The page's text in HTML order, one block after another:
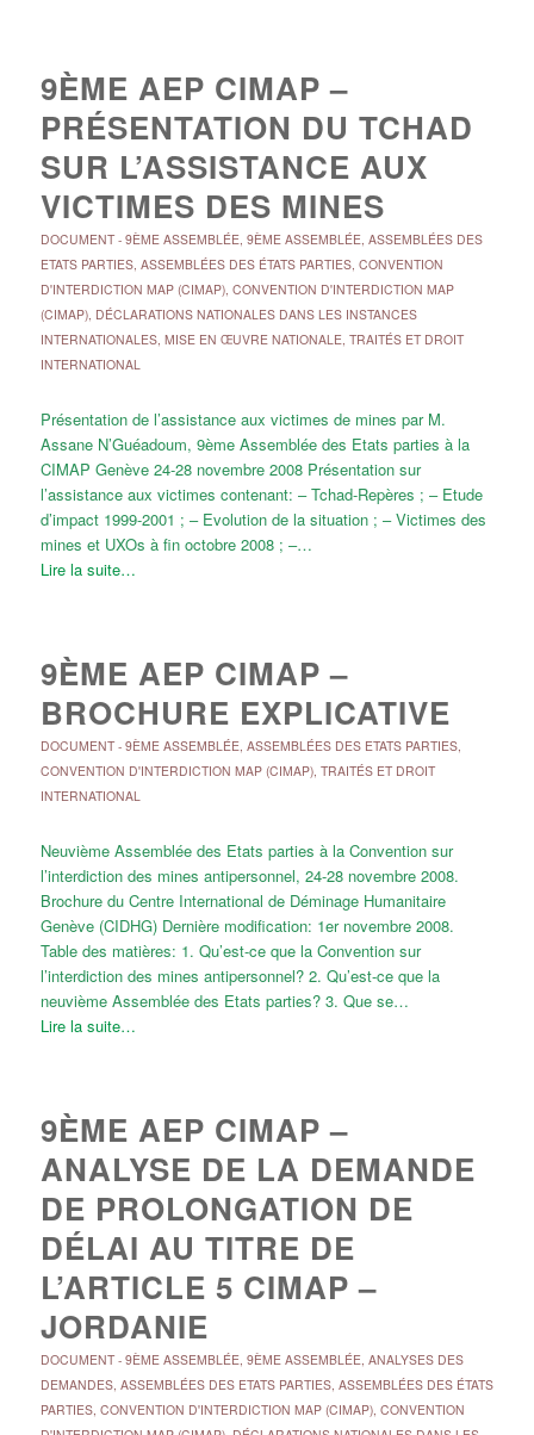
9ÈME AEP CIMAP –
PRÉSENTATION DU TCHAD
SUR L’ASSISTANCE AUX
VICTIMES DES MINES
DOCUMENT- 9ÈME ASSEMBLÉE, 9ÈME ASSEMBLÉE, ASSEMBLÉES DES
ETATS PARTIES, ASSEMBLÉES DES ÉTATS PARTIES, CONVENTION
D'INTERDICTION MAP (CIMAP), CONVENTION D'INTERDICTION MAP
(CIMAP), DÉCLARATIONS NATIONALES DANS LES INSTANCES
INTERNATIONALES, MISE EN ŒUVRE NATIONALE, TRAITÉS ET DROIT
INTERNATIONAL
Présentation de l’assistance aux victimes de mines par M.
Assane N’Guéadoum, 9ème Assemblée des Etats parties à la
CIMAP Genève 24-28 novembre 2008 Présentation sur
l’assistance aux victimes contenant: – Tchad-Repères ; – Etude
d’impact 1999-2001 ; – Evolution de la situation ; – Victimes des
mines et UXOs à fin octobre 2008 ; –…
Lire la suite…
9ÈME AEP CIMAP –
BROCHURE EXPLICATIVE
DOCUMENT- 9ÈME ASSEMBLÉE, ASSEMBLÉES DES ETATS PARTIES,
CONVENTION D'INTERDICTION MAP (CIMAP), TRAITÉS ET DROIT
INTERNATIONAL
Neuvième Assemblée des Etats parties à la Convention sur
l’interdiction des mines antipersonnel, 24-28 novembre 2008.
Brochure du Centre International de Déminage Humanitaire
Genève (CIDHG) Dernière modification: 1er novembre 2008.
Table des matières: 1. Qu’est-ce que la Convention sur
l’interdiction des mines antipersonnel? 2. Qu’est-ce que la
neuvième Assemblée des Etats parties? 3. Que se…
Lire la suite…
9ÈME AEP CIMAP –
ANALYSE DE LA DEMANDE
DE PROLONGATION DE
DÉLAI AU TITRE DE
L’ARTICLE 5 CIMAP –
JORDANIE
DOCUMENT- 9ÈME ASSEMBLÉE, 9ÈME ASSEMBLÉE, ANALYSES DES
DEMANDES, ASSEMBLÉES DES ETATS PARTIES, ASSEMBLÉES DES ÉTATS
PARTIES, CONVENTION D'INTERDICTION MAP (CIMAP), CONVENTION